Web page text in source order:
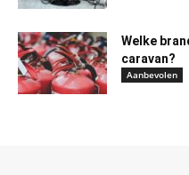
Welke
caravan?
Aanbevolen